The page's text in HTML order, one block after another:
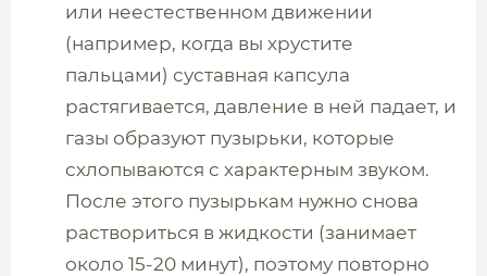
или неестественном движении
(например, когда вы хрустите
пальцами) суставная капсула
растягивается, давление в ней падает, и
газы образуют пузырьки, которые
схлопываются с характерным звуком.
После этого пузырькам нужно снова
раствориться в жидкости (занимает
около 15-20 минут), поэтому повторно